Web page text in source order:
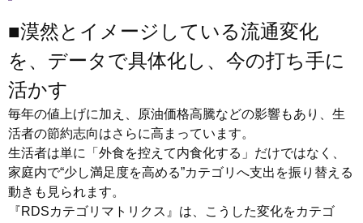
■漠然とイメージしている流通変化
を、データで具体化し、今の打ち手に
活かす
毎年の値上げに加え、原油価格高騰などの影響もあり、生
活者の節約志向はさらに高まっています。
生活者は単に「外食を控えて内食化する」だけではなく、
家庭内で“少し満足度を高める”カテゴリへ支出を振り替える
動きも見られます。
『RDSカテゴリマトリクス』は、こうした変化をカテゴ